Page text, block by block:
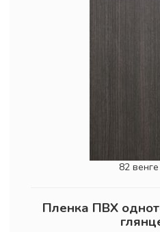
82
Пленка ПВХ